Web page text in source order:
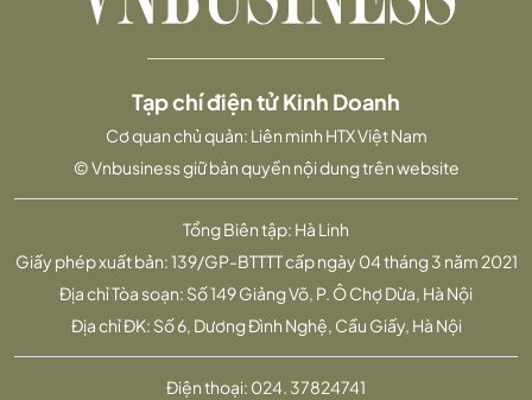
Tổng Biên tập: Hà Linh
Giấy phép xuất bản: 139/GP-BTTTT cấp ngày 04 tháng 3 năm 2021
Địa chỉ Tòa soạn: Số 149 Giảng Võ, P. Ô Chợ Dừa, Hà Nội
Địa chỉ ĐK: Số 6, Dương Đình Nghệ, Cầu Giấy, Hà Nội
Tạp chí điện tử Kinh Doanh
Cơ quan chủ quản: Liên minh HTX Việt Nam
© Vnbusiness giữ bản quyền nội dung trên website
Điện thoại: 024. 37824741